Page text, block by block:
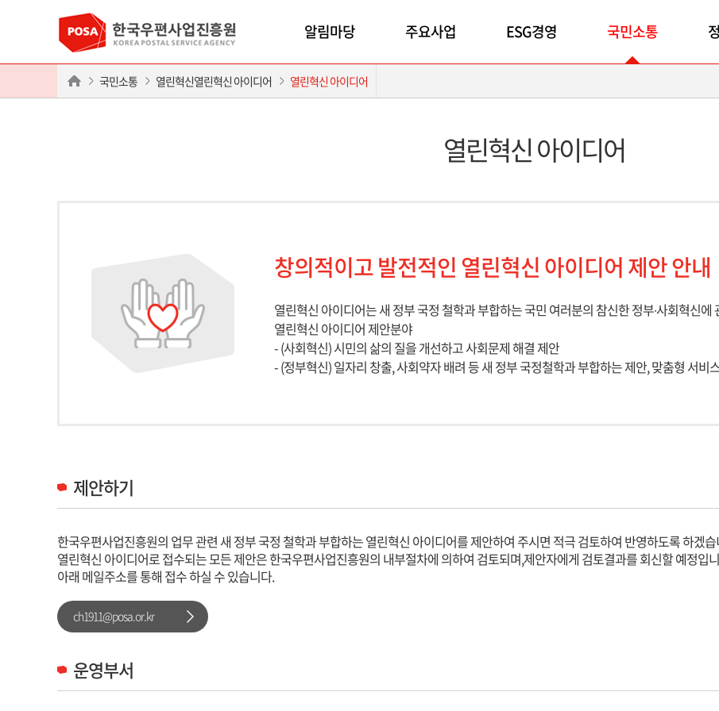
알림마당 주요사업 ESG경영 국민소통
국민소통 열린혁신열린혁신 아이디어 열린혁신 아이디어
열린혁신 아이디어
창의적이고 발전적인 열린혁신 아이디어 제안 안내
열린혁신 아이디어는 새 정부 국정 철학과 부합하는 국민 여러분의 참신한 정부∙사회혁신
열린혁신 아이디어 제안분야
- (사회혁신) 시민의 삶의 질을 개선하고 사회문제 해결 제안
- (정부혁신) 일자리 창출, 사회약자 배려 등 새 정부 국정철학과 부합하는 제안, 맞춤형 서비
제안하기
한국우편사업진흥원의 업무 관련 새 정부 국정 철학과 부합하는 열린혁신 아이디어를 제안하여 주시면 적극 검토하여 반영하도록 하겠
열린혁신 아이디어로 접수되는 모든 제안은 한국우편사업진흥원의 내부절차에 의하여 검토되며,제안자에게 검토결과를 회신할 예정입
아래 메일주소를 통해 접수 하실 수 있습니다.
ch1911@posa.or.kr
운영부서